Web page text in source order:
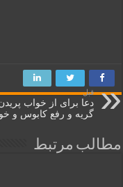
قبل
دعا برای از خواب
گریه و رفع کابوس و
مطالب مرتبط